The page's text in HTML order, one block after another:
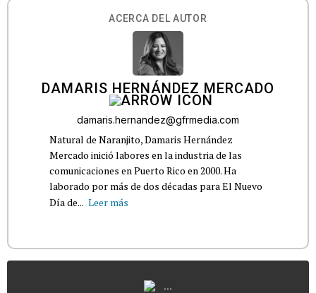
ACERCA DEL AUTOR
DAMARIS HERNÁNDEZ MERCADO
damaris.hernandez@gfrmedia.com
Natural de Naranjito, Damaris Hernández
Mercado inició labores en la industria de las
comunicaciones en Puerto Rico en 2000. Ha
laborado por más de dos décadas para El Nuevo
Día de... Leer más
...